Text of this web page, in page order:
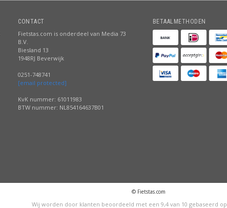
CONTACT
Fietstas.com is onderdeel van Media 73
B.V.
Biesland 13
1948RJ Beverwijk
0251-748741
[email protected]
KvK nummer: 61011983
BTW nummer: NL854164637B01
BETAALMETHODEN
© Fietstas.com
Wij worden door klanten beoordeeld met een 9,4 van 10 gebaseerd op